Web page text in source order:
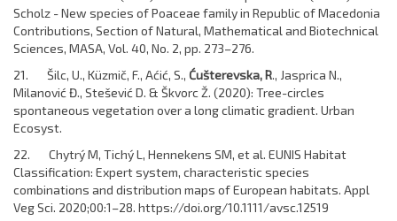
Scholz - New species of Poaceae family in Republic of Macedonia
Contributions, Section of Natural, Mathematical and Biotechnical
Sciences, MASA, Vol. 40, No. 2, pp. 273–276.
21. Šilc, U., Küzmič, F., Aćić, S., Ćušterevska, R., Jasprica N.,
Milanović Đ., Stešević D. & Škvorc Ž. (2020): Tree-circles
spontaneous vegetation over a long climatic gradient. Urban
Ecosyst.
22. Chytrý M, Tichý L, Hennekens SM, et al. EUNIS Habitat
Classification: Expert system, characteristic species
combinations and distribution maps of European habitats. Appl
Veg Sci. 2020;00:1–28. https://doi.org/10.1111/avsc.12519